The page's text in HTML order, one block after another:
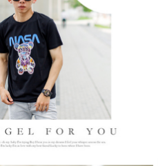
資訊註冊。若發現惡意使用之情形，
戶之使用額度並採取法律行動。